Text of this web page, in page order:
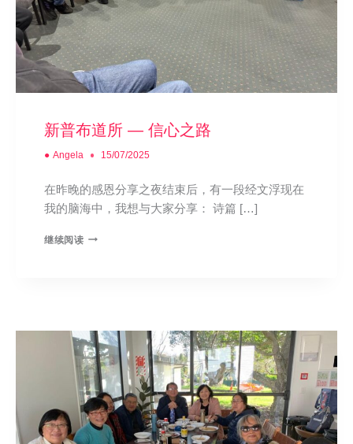
新普布道所 — 信心之路
● Angela 15/07/2025
在昨晚的感恩分享之夜结束后，有一段经文浮现在
我的脑海中，我想与大家分享： 诗篇 […]
继续阅读